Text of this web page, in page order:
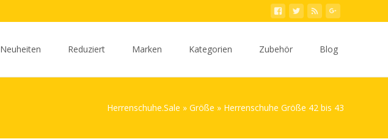
Neuheiten Reduziert Marken Kategorien Zubehör Blog
Herrenschuhe.Sale » Größe » Herrenschuhe Größe 42 bis 43